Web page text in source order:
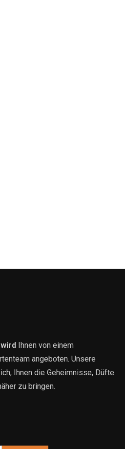
wird
Ihnen von einem
angeboten. Unsere
Ihnen die Geheimnisse, Düfte
zu bringen.